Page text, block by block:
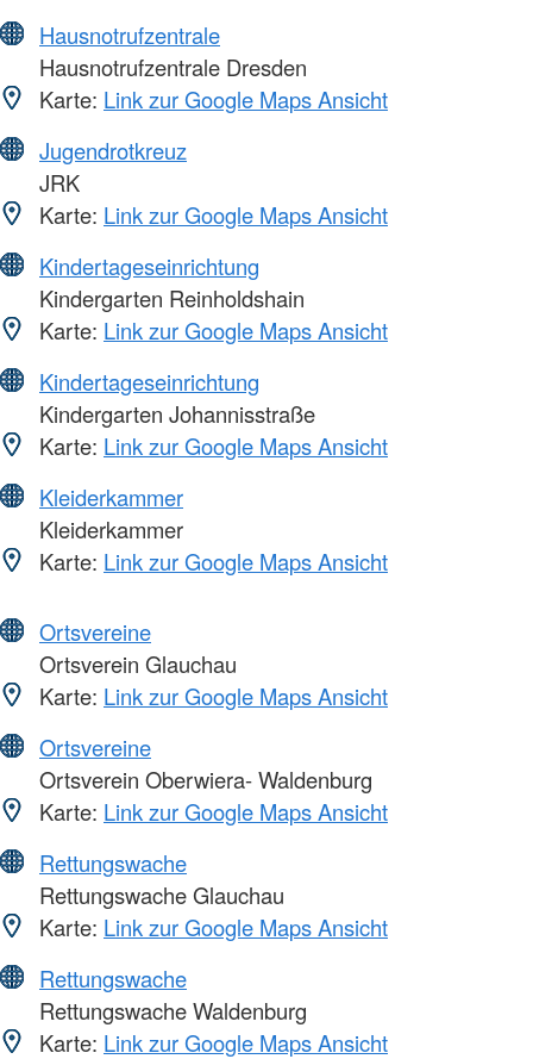
Hausnotrufzentrale
Hausnotrufzentrale Dresden
Karte: Link zur Google Maps Ansicht
Jugendrotkreuz
JRK
Karte: Link zur Google Maps Ansicht
Kindertageseinrichtung
Kindergarten Reinholdshain
Karte: Link zur Google Maps Ansicht
Kindertageseinrichtung
Kindergarten Johannisstraße
Karte: Link zur Google Maps Ansicht
Kleiderkammer
Kleiderkammer
Karte: Link zur Google Maps Ansicht
Ortsvereine
Ortsverein Glauchau
Karte: Link zur Google Maps Ansicht
Ortsvereine
Ortsverein Oberwiera- Waldenburg
Karte: Link zur Google Maps Ansicht
Rettungswache
Rettungswache Glauchau
Karte: Link zur Google Maps Ansicht
Rettungswache
Rettungswache Waldenburg
Karte: Link zur Google Maps Ansicht